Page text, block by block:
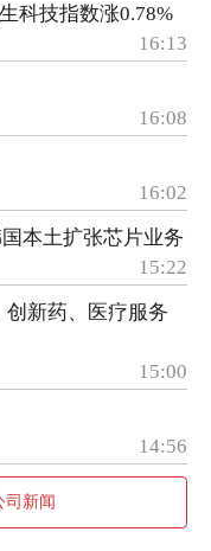
科技指数涨0.78%
16:13
16:08
16:02
本土扩张芯片业务
15:22
新药、医疗服务
15:00
14:56
司新闻